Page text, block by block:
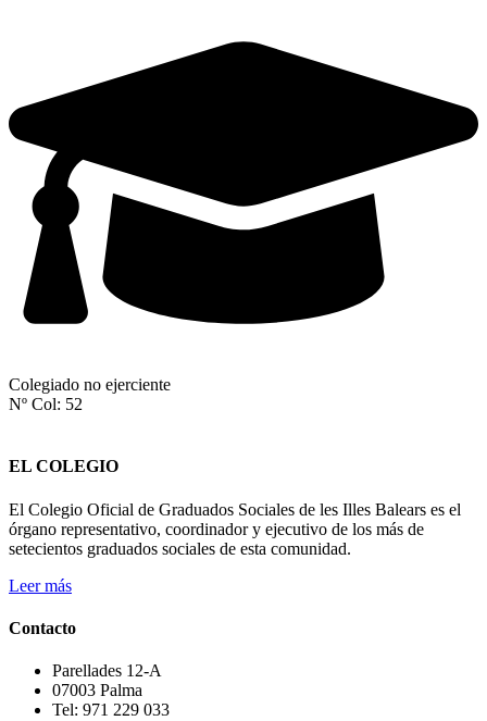
Colegiado no ejerciente
Nº Col: 52
EL COLEGIO
El Colegio Oficial de Graduados Sociales de les Illes Balears es el
órgano representativo, coordinador y ejecutivo de los más de
setecientos graduados sociales de esta comunidad.
Leer más
Contacto
Parellades 12-A
07003 Palma
Tel: 971 229 033